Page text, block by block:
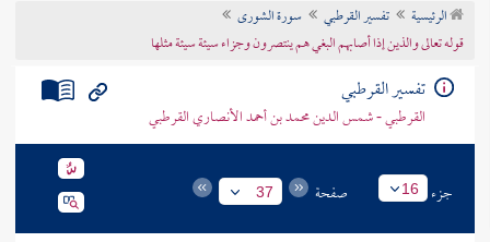
تراجم الأعلام
الرئيسية تفسير القرطبي
سورة الشورى
قوله تعالى والذين إذا أصابهم البغي هم ينتصرون وجزاء سيئة سيئة مثلها
تفسير القرطبي
القرطبي - شمس الدين محمد بن أحمد الأنصاري القرطبي
جزء 16 صفحة 37